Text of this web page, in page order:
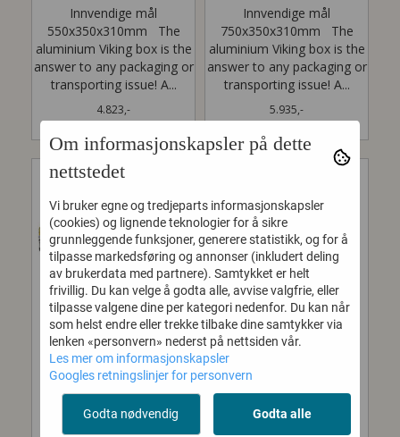
Innvendige mål
550x350x310mm The
aluminium Viking box is the
answer to any packaging or
transporting issue! A...
4.823,-
Innvendige mål
750x350x310mm The
aluminium Viking box is the
answer to any packaging or
transporting issue! A...
5.935,-
VIKING 010
VIKING 011
Om informasjonskapsler på dette
nettstedet
Vi bruker egne og tredjeparts informasjonskapsler
(cookies) og lignende teknologier for å sikre
grunnleggende funksjoner, generere statistikk, og for å
tilpasse markedsføring og annonser (inkludert deling
av brukerdata med partnere). Samtykket er helt
frivillig. Du kan velge å godta alle, avvise valgfrie, eller
tilpasse valgene dine per kategori nedenfor. Du kan når
som helst endre eller trekke tilbake dine samtykker via
lenken «personvern» nederst på nettsiden vår.
Les mer om informasjonskapsler
Googles retningslinjer for personvern
Godta nødvendig Godta alle